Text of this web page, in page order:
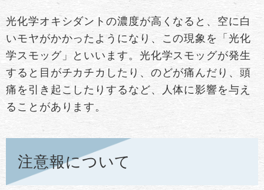
光化学オキシダントの濃度が高くなると、空に白
いモヤがかかったようになり、この現象を「光化
学スモッグ」といいます。光化学スモッグが発生
すると目がチカチカしたり、のどが痛んだり、頭
痛を引き起こしたりするなど、人体に影響を与え
ることがあります。
注意報について